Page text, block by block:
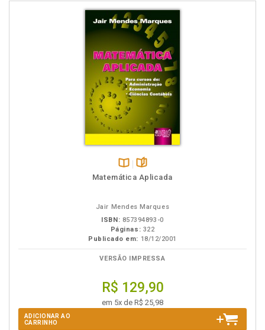
Disponível
páginas
Matemática Aplicada
Jair Mendes Marques
ISBN: 857394893-0
Páginas: 322
Publicado em: 18/12/2001
VERSÃO IMPRESSA
R$ 129,90
em 5x de R$ 25,98
ADICIONAR AO
CARRINHO